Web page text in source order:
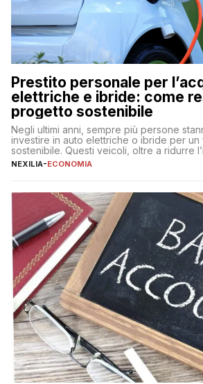
Prestito personale per
elettriche e ibride: come
progetto sostenibile
Negli ultimi anni, sempre più persone
investire in auto elettriche o ibride per un
sostenibile. Questi veicoli, oltre a ridurre
offrono vantaggi economici a lungo
fare se non […]
NEXILIA-ECONOMIA